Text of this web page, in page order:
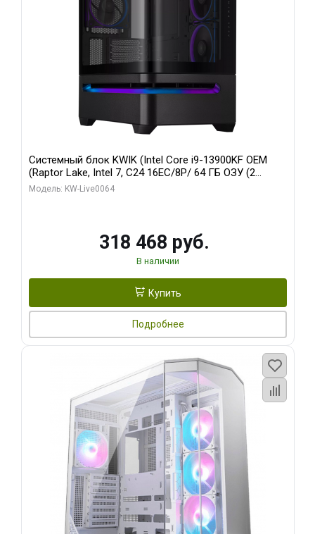
Системный блок KWIK (Intel Core i9-13900KF OEM
(Raptor Lake, Intel 7, C24 16EC/8P/ 64 ГБ ОЗУ (2
модуля)/ ASUS RTX5080 PROART OC 16GB GDDR7
Модель: KW-Live0064
318 468 руб.
В наличии
Купить
Подробнее